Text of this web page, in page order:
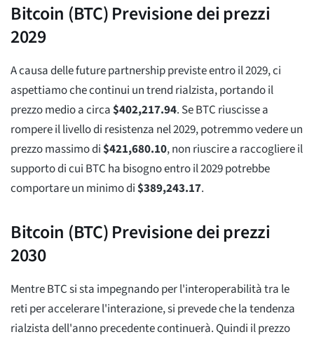
Bitcoin (BTC) Previsione dei prezzi
2029
A causa delle future partnership previste entro il 2029, ci
aspettiamo che continui un trend rialzista, portando il
prezzo medio a circa$402,217.94. Se BTC riuscisse a
rompere il livello di resistenza nel 2029, potremmo vedere un
prezzo massimo di$421,680.10, non riuscire a raccogliere il
supporto di cui BTC ha bisogno entro il 2029 potrebbe
comportare un minimo di$389,243.17.
Bitcoin (BTC) Previsione dei prezzi
2030
Mentre BTC si sta impegnando per l'interoperabilità tra le
reti per accelerare l'interazione, si prevede che la tendenza
rialzista dell'anno precedente continuerà. Quindi il prezzo